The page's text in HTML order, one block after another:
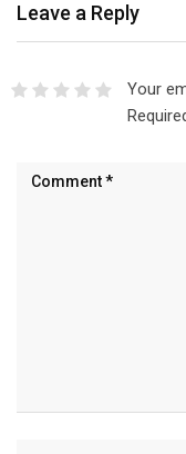
Leave a Reply
Your